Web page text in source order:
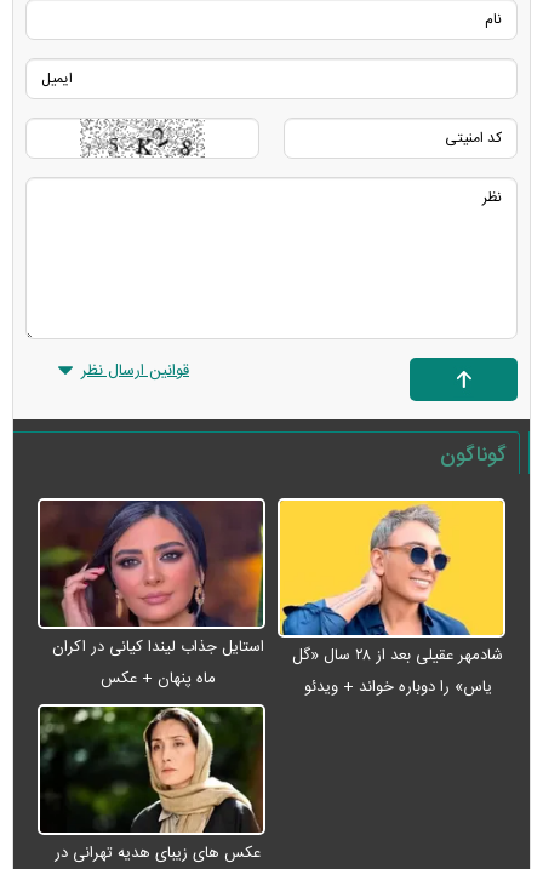
قوانین ارسال نظر
گوناگون
شادمهر عقیلی بعد از ۲۸ سال «گل
یاس» را دوباره خواند + ویدئو
استایل جذاب لیندا کیانی در اکران
ماه پنهان + عکس
عکس های زیبای هدیه تهرانی در